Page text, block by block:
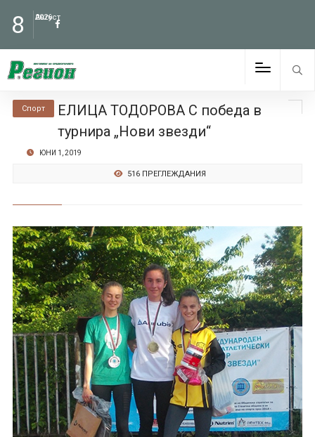
8 Август
2026
Спорт
ЕЛИЦА ТОДОРОВА С победа в
турнира „Нови звезди“
ЮНИ 1, 2019
516 ПРЕГЛЕЖДАНИЯ